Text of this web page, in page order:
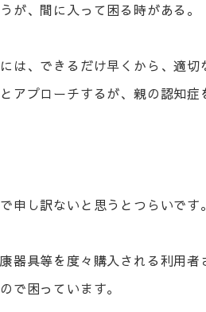
が、間に入って困る時がある。
は、できるだけ早くから、適切
アプローチするが、親の認知症
し訳ないと思うとつらいです。
器具等を度々購入される利用者
で困っています。